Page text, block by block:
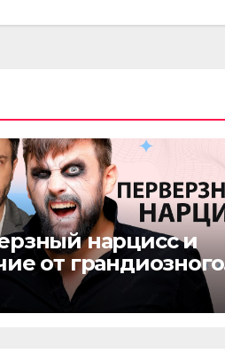
нарцисс и
от грандиозного